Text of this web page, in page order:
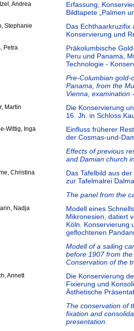
Andrea
Erfassung,
Bildtapete „Palmen
Stephanie
Das Echthaarkruzifix
Konservierung und
Petra
Präkolumbische
Peru und Panama,
Technologie -
Pre-Columbian gold-
Panama, from the
Vienna, examination
Martin
Die Konservierung
16. Jh. in Schloss
Wittig, Inga
Einfluss früherer
der Cosmas-und-
Effects of previous
and Damian church
Christina
Das Tafelbild aus
zur Tafelmalrei
The panel from the
Nadja
Modell eines
Mikronesien, datiert
Köln. Konservierung
geflochtenen
Modell of a sailing
before 1907 from
Conservation of the
Annett
Die Konservierung
Fixierung und
Ästhetische
The conservation of
fixation and
presentation.